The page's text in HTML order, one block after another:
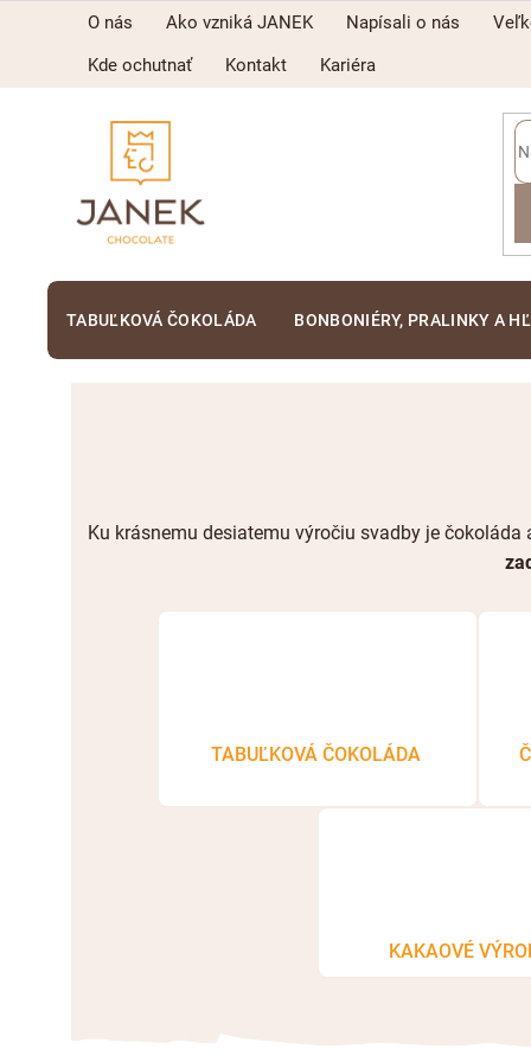
O nás Ako vzniká JANEK Napísali o nás
Kde ochutnať
Kontakt Kariéra
TABUĽKOVÁ ČOKOLÁDA BONBONIÉRY, PRALINKY A
Ku krásnemu desiatemu výročiu svadby je čokoláda
TABUĽKOVÁ ČOKOLÁDA
KAKAOVÉ